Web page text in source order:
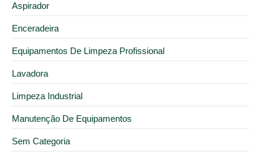
Aspirador
Enceradeira
Equipamentos De Limpeza Profissional
Lavadora
Limpeza Industrial
Manutenção De Equipamentos
Sem Categoria